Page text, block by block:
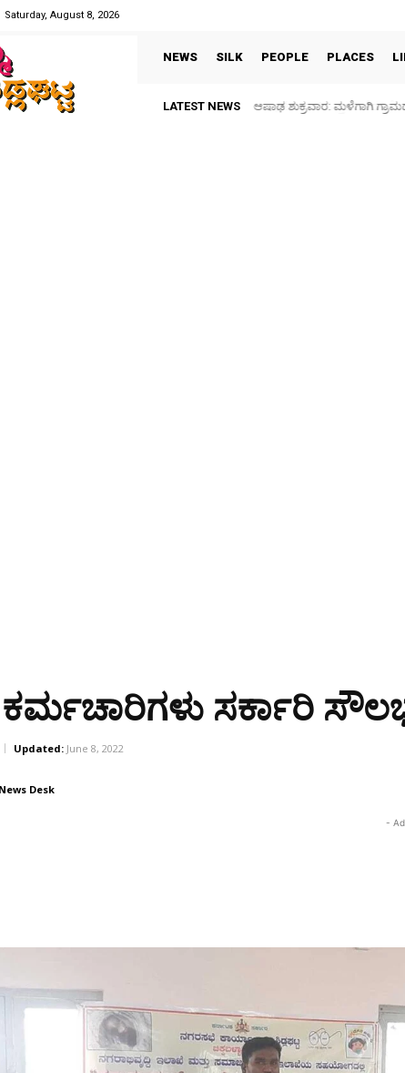
Saturday, August 8, 2026
NEWS SILK PEOPLE PLACES
LATEST NEWS ಫುಟ್‌ ಪಾತ್ ಒತ್ತುವರಿ ತೆರವಿಗೆ
ಸರ್ಕಾರಿ
Updated: June 8, 2022
Desk
-